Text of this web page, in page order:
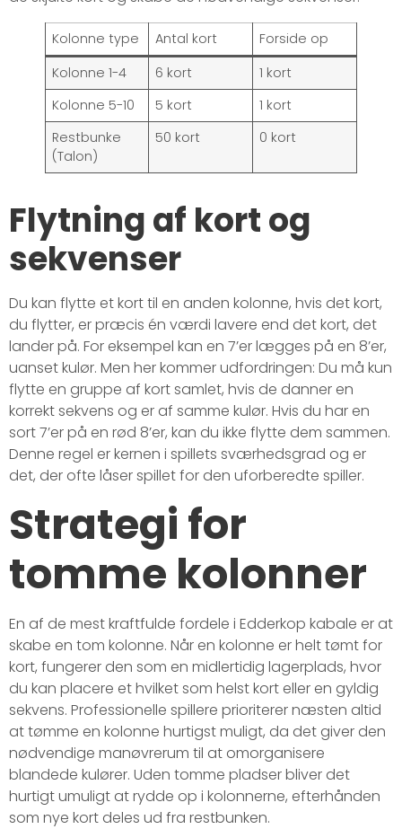
Kolonne type Antal kort
Forside op
Kolonne 1-4
6 kort
1 kort
Kolonne 5-10
5 kort
1 kort
Restbunke
(Talon)
50 kort 0 kort
Flytning af kort og
sekvenser
Du kan flytte et kort til en anden kolonne, hvis det kort,
du flytter, er præcis én værdi lavere end det kort, det
lander på. For eksempel kan en 7’er lægges på en 8’er,
uanset kulør. Men her kommer udfordringen: Du må kun
flytte en gruppe af kort samlet, hvis de danner en
korrekt sekvens og er af samme kulør. Hvis du har en
sort 7’er på en rød 8’er, kan du ikke flytte dem sammen.
Denne regel er kernen i spillets sværhedsgrad og er
det, der ofte låser spillet for den uforberedte spiller.
Strategi for
tomme kolonner
En af de mest kraftfulde fordele i Edderkop kabale er at
skabe en tom kolonne. Når en kolonne er helt tømt for
kort, fungerer den som en midlertidig lagerplads, hvor
du kan placere et hvilket som helst kort eller en gyldig
sekvens. Professionelle spillere prioriterer næsten altid
at tømme en kolonne hurtigst muligt, da det giver den
nødvendige manøvrerum til at omorganisere
blandede kulører. Uden tomme pladser bliver det
hurtigt umuligt at rydde op i kolonnerne, efterhånden
som nye kort deles ud fra restbunken.